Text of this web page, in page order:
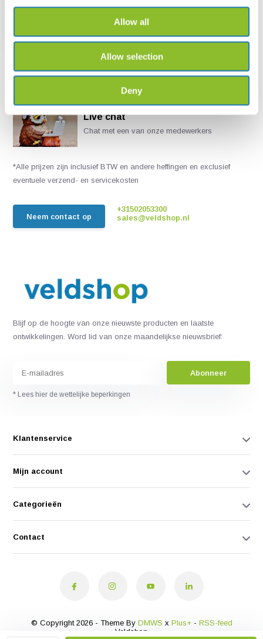
Allow all
Allow selection
Deny
Live chat
Chat met een van onze medewerkers
*Alle prijzen zijn inclusief BTW en andere heffingen en exclusief
eventuele verzend- en servicekosten
Neem contact op
+31502053300
sales@veldshop.nl
Blijf op de hoogte van onze nieuwste producten en laatste
ontwikkelingen. Word lid van onze maandelijkse nieuwsbrief:
Abonneer
* Lees hier de wettelijke beperkingen
Klantenservice
Mijn account
Categorieën
Contact
© Copyright 2026 - Theme By DMWS x Plus+- RSS-feed
Veldshop